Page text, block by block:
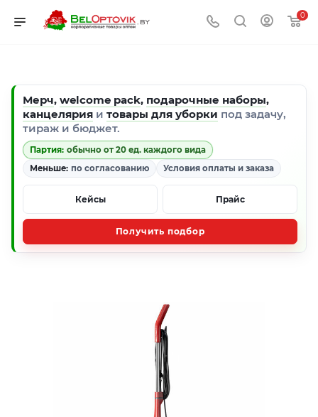
0
Мерч, welcome pack, подарочные наборы,
канцелярия и товары для уборки под задачу,
тираж и бюджет.
Партия: обычно от 20 ед. каждого вида
Меньше: по согласованию Условия оплаты и заказа
Кейсы Прайс
Получить подбор